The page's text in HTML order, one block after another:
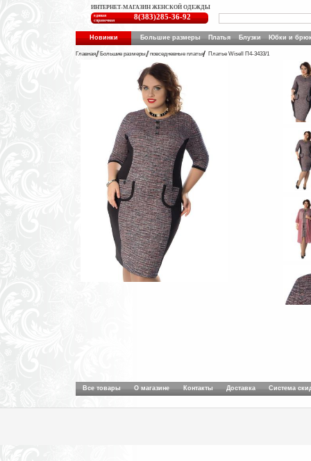
ИНТЕРНЕТ-МАГАЗИН ЖЕНСКОЙ ОДЕЖДЫ
единая
справочная
8(383)285-36-92
Новинки Большие размеры Платья Блузки Юбки и
Главная Большие размеры повседневные платья Платье Wisell П4-3433/1
Все товары О магазине Контакты Доставка Система